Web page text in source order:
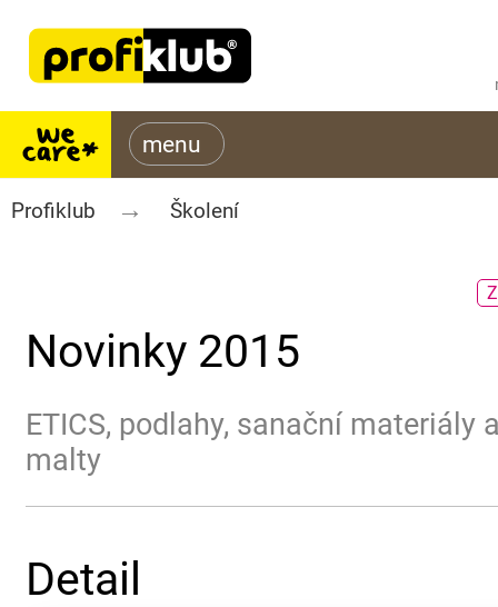
Profiklub Školení
Novinky 2015
ETICS, podlahy, sanační materiály
malty
Detail